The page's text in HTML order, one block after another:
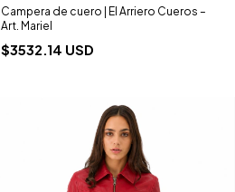
Campera de cuero | El Arriero Cueros –
Art. Mariel
$3532.14 USD